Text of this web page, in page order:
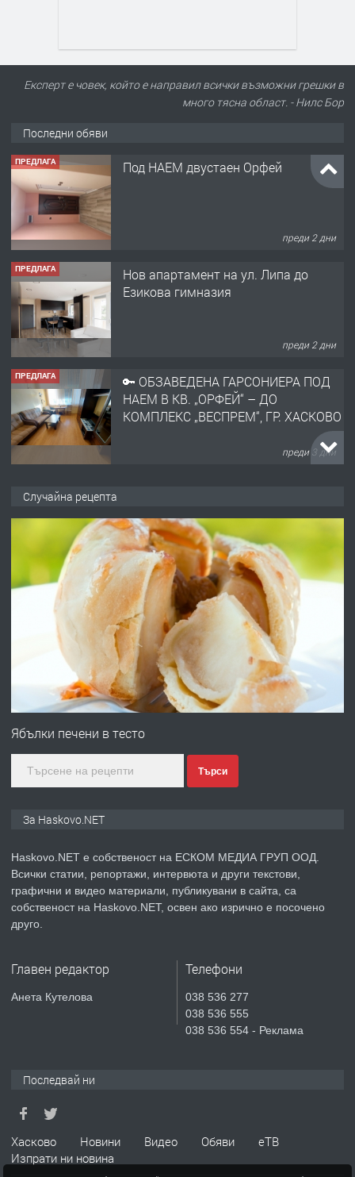
Експерт е човек, който е направил всички възможни грешки в
много тясна област. - Нилс Бор
Последни обяви
ПРЕДЛАГА Под НАЕМ двустаен Орфей
преди 2 дни
ПРЕДЛАГА
Нов апартамент на ул. Липа до
Езикова гимназия
преди 2 дни
ПРЕДЛАГА
🔑 ОБЗАВЕДЕНА ГАРСОНИЕРА ПОД
НАЕМ В КВ. „ОРФЕЙ“ – ДО
КОМПЛЕКС „ВЕСПРЕМ“, ГР. ХАСКОВО
преди 3 дни
АПАРТАМЕНТ В ЦЕНТЪРА НА ГР.
ХАСКОВО
преди 4 дни
ПРЕДЛАГА Давам гараж под наем
преди 4 дни
ПРЕДЛАГА
№4120 Магазин/Офис под наем в кв.
градската градина!
преди 5 дни
ПРЕДЛАГА
Продавам парцел в гр. Хасково кв.
СГЛОБЯВАНЕ НА МЕБЕЛИ.
апартамент под наем в кв.
Училищни, гр. Хасково.
Случайна рецепта
Ябълки печени в тесто
Търси
За Haskovo.NET
Haskovo.NET е собственост на ЕСКОМ МЕДИА ГРУП ООД.
Всички статии, репортажи, интервюта и други текстови,
графични и видео материали, публикувани в сайта, са
собственост на Haskovo.NET, освен ако изрично е посочено
друго.
Главен редактор
Анета Кутелова
Телефони
038 536 277
038 536 555
038 536 554 - Реклама
Последвай ни
Хасково Новини Видео Обяви
еТВ
Изпрати ни новина